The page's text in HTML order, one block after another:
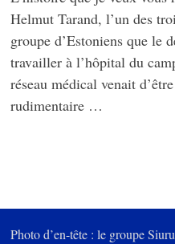
Helmut Tarand, l’un des
groupe d’Estoniens que le
travailler à l’hôpital du
réseau médical venait
rudimentaire …
Photo d’en-tête : le groupe